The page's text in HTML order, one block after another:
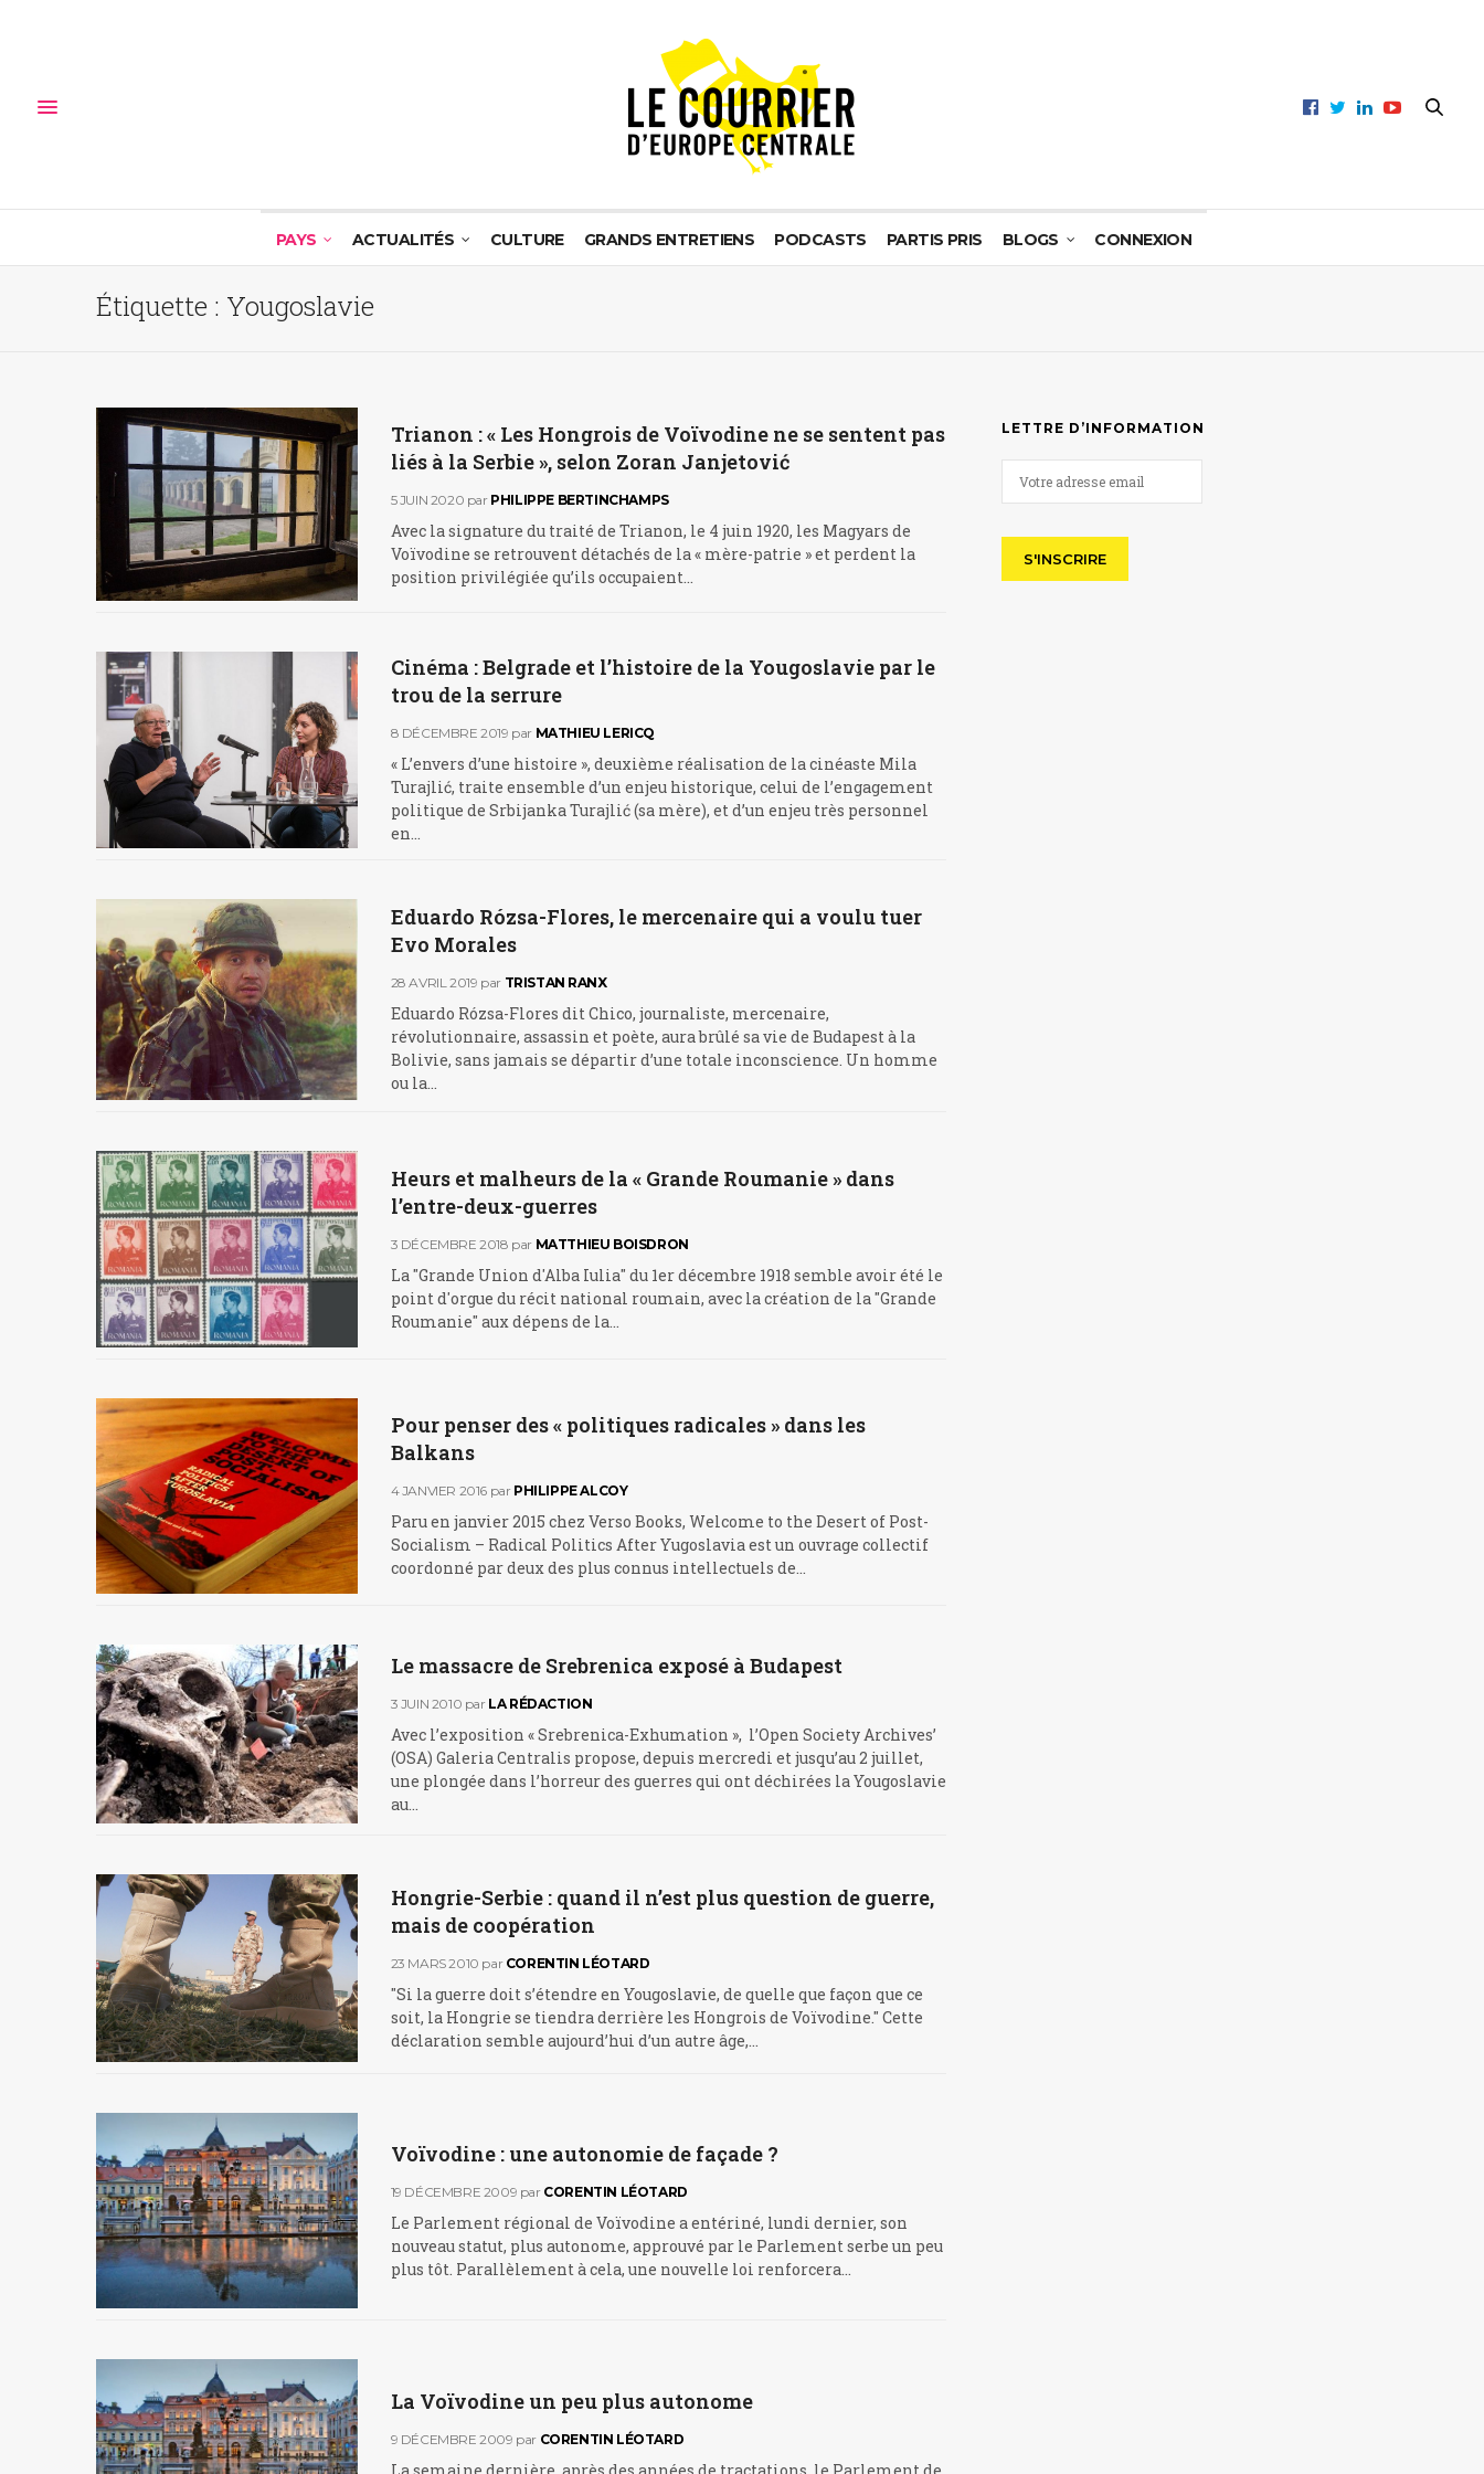
PAYS ACTUALITÉS CULTURE GRANDS ENTRETIENS PODCASTS PARTIS PRIS BLOGS CONNEXION
Étiquette : Yougoslavie
Trianon : « Les Hongrois de Voïvodine ne se sentent pas
liés à la Serbie », selon Zoran Janjetović
5 JUIN 2020 par PHILIPPE BERTINCHAMPS
Avec la signature du traité de Trianon, le 4 juin 1920, les Magyars de
Voïvodine se retrouvent détachés de la « mère-patrie » et perdent la
position privilégiée qu’ils occupaient…
Cinéma : Belgrade et l’histoire de la Yougoslavie par le
trou de la serrure
8 DÉCEMBRE 2019 par MATHIEU LERICQ
« L’envers d’une histoire », deuxième réalisation de la cinéaste Mila
Turajlić, traite ensemble d’un enjeu historique, celui de l’engagement
politique de Srbijanka Turajlić (sa mère), et d’un enjeu très personnel
en…
Eduardo Rózsa-Flores, le mercenaire qui a voulu tuer
Evo Morales
28 AVRIL 2019 par TRISTAN RANX
Eduardo Rózsa-Flores dit Chico, journaliste, mercenaire,
révolutionnaire, assassin et poète, aura brûlé sa vie de Budapest à la
Bolivie, sans jamais se départir d’une totale inconscience. Un homme
ou la…
Heurs et malheurs de la « Grande Roumanie » dans
l’entre-deux-guerres
3 DÉCEMBRE 2018 par MATTHIEU BOISDRON
La "Grande Union d'Alba Iulia" du 1er décembre 1918 semble avoir été le
point d'orgue du récit national roumain, avec la création de la "Grande
Roumanie" aux dépens de la…
Pour penser des « politiques radicales » dans les
Balkans
4 JANVIER 2016 par PHILIPPE ALCOY
Paru en janvier 2015 chez Verso Books, Welcome to the Desert of Post-
Socialism – Radical Politics After Yugoslavia est un ouvrage collectif
coordonné par deux des plus connus intellectuels de…
Le massacre de Srebrenica exposé à Budapest
3 JUIN 2010 par LA RÉDACTION
Avec l’exposition « Srebrenica-Exhumation », l’Open Society Archives’
(OSA) Galeria Centralis propose, depuis mercredi et jusqu’au 2 juillet,
une plongée dans l’horreur des guerres qui ont déchirées la Yougoslavie
au…
Hongrie-Serbie : quand il n’est plus question de guerre,
mais de coopération
23 MARS 2010 par CORENTIN LÉOTARD
"Si la guerre doit s’étendre en Yougoslavie, de quelle que façon que ce
soit, la Hongrie se tiendra derrière les Hongrois de Voïvodine." Cette
déclaration semble aujourd’hui d’un autre âge,…
Voïvodine : une autonomie de façade ?
19 DÉCEMBRE 2009 par CORENTIN LÉOTARD
Le Parlement régional de Voïvodine a entériné, lundi dernier, son
nouveau statut, plus autonome, approuvé par le Parlement serbe un peu
plus tôt. Parallèlement à cela, une nouvelle loi renforcera…
La Voïvodine un peu plus autonome
9 DÉCEMBRE 2009 par CORENTIN LÉOTARD
La semaine dernière, après des années de tractations, le Parlement de
LETTRE D’INFORMATION